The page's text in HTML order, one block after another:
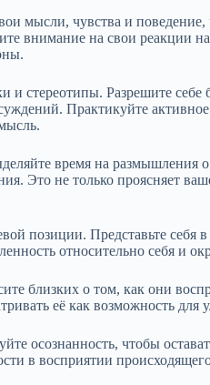
мысли, чувства и поведение,
внимание на свои реакции
и стереотипы. Разрешите
Практикуйте
время на размышления
Это не только проясняет
позиции. Представьте себя
относительно себя и
близких о том, как они
её как возможность для
осознанность, чтобы
в восприятии